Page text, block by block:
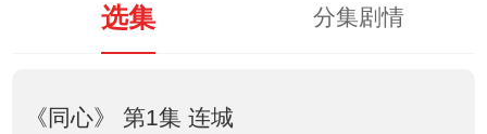
选集 分集剧情
《同心》 第1集 连城